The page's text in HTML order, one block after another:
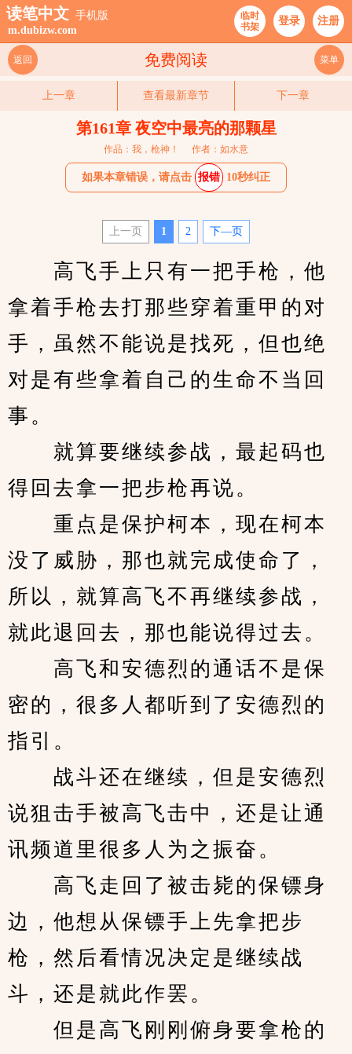
读笔中文 手机版
m.dubizw.com
临时
书架
登录 注册
免费阅读
返回 菜单
上一章 查看最新章节 下一章
第161章 夜空中最亮的那颗星
作品：我，枪神！ 作者：如水意
如果本章错误，请点击 报错 10秒纠正
上一页 1 2 下—页
高飞手上只有一把手枪，他
拿着手枪去打那些穿着重甲的对
手，虽然不能说是找死，但也绝
对是有些拿着自己的生命不当回
事。
就算要继续参战，最起码也
得回去拿一把步枪再说。
重点是保护柯本，现在柯本
没了威胁，那也就完成使命了，
所以，就算高飞不再继续参战，
就此退回去，那也能说得过去。
高飞和安德烈的通话不是保
密的，很多人都听到了安德烈的
指引。
战斗还在继续，但是安德烈
说狙击手被高飞击中，还是让通
讯频道里很多人为之振奋。
高飞走回了被击毙的保镖身
边，他想从保镖手上先拿把步
枪，然后看情况决定是继续战
斗，还是就此作罢。
但是高飞刚刚俯身要拿枪的